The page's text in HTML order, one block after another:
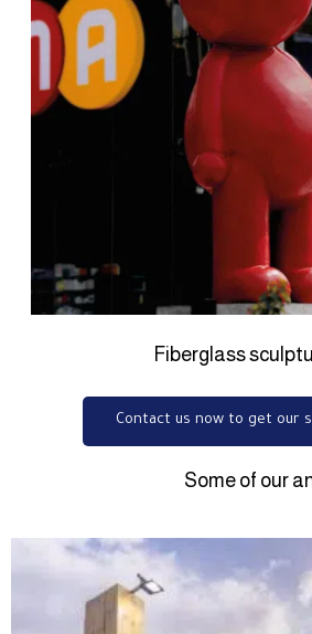
Fiberglass
Contact us now to get our
Some of our